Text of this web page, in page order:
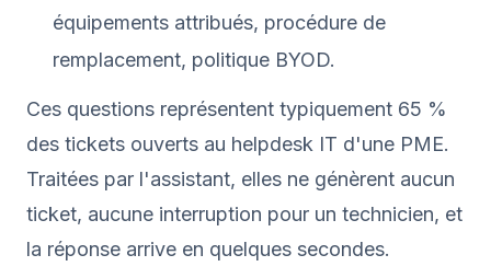
équipements attribués, procédure de
remplacement, politique BYOD.
Ces questions représentent typiquement 65 %
des tickets ouverts au helpdesk IT d'une PME.
Traitées par l'assistant, elles ne génèrent aucun
ticket, aucune interruption pour un technicien, et
la réponse arrive en quelques secondes.